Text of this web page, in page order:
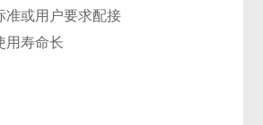
准或用户要求配接
用寿命长